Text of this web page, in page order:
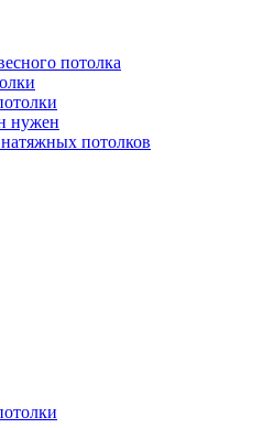
потолка
нужен
потолков